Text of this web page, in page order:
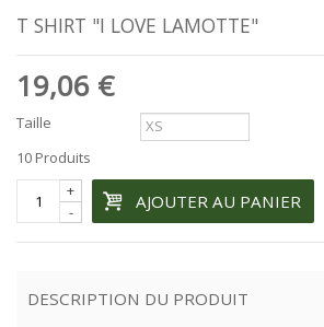
T SHIRT "I LOVE LAMOTTE"
19,06 €
Taille
10 Produits
-
+ AJOUTER AU PANIER
DESCRIPTION DU PRODUIT